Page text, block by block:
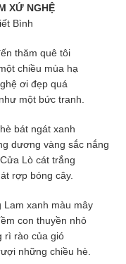
XỨ NGHỆ
Bình
thăm quê tôi
chiều mùa hạ
ơi đẹp quá
một bức tranh.
bát ngát xanh
dương vàng sắc nắng
Lò cát trắng
rợp bóng cây.
Lam xanh màu mây
con thuyền nhỏ
rì rào của gió
những chiều hè.